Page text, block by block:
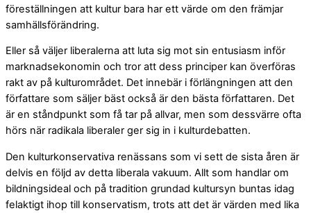
föreställningen att kultur bara har ett värde om den främjar
samhällsförändring.
Eller så väljer liberalerna att luta sig mot sin entusiasm inför
marknadsekonomin och tror att dess principer kan överföras
rakt av på kulturområdet. Det innebär i förlängningen att den
författare som säljer bäst också är den bästa författaren. Det
är en ståndpunkt som få tar på allvar, men som dessvärre ofta
hörs när radikala liberaler ger sig in i kulturdebatten.
Den kulturkonservativa renässans som vi sett de sista åren är
delvis en följd av detta liberala vakuum. Allt som handlar om
bildningsideal och på tradition grundad kultursyn buntas idag
felaktigt ihop till konservatism, trots att det är värden med lika